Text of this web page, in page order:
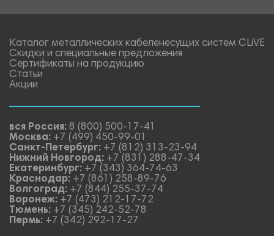
Каталог металлических кабеленесущих систем CLiVE
Скидки и специальные предложения
Сертификаты на продукцию
Статьи
Акции
вся Россия: 8 (800) 500-17-41
Москва: +7 (499) 450-99-01
Санкт-Петербург: +7 (812) 313-23-94
Нижний Новгород: +7 (831) 288-47-34
Екатеринбург: +7 (343) 364-74-63
Краснодар: +7 (861) 258-89-76
Волгоград: +7 (844) 255-37-74
Воронеж: +7 (473) 212-17-72
Тюмень: +7 (345) 242-52-78
Пермь: +7 (342) 292-17-27